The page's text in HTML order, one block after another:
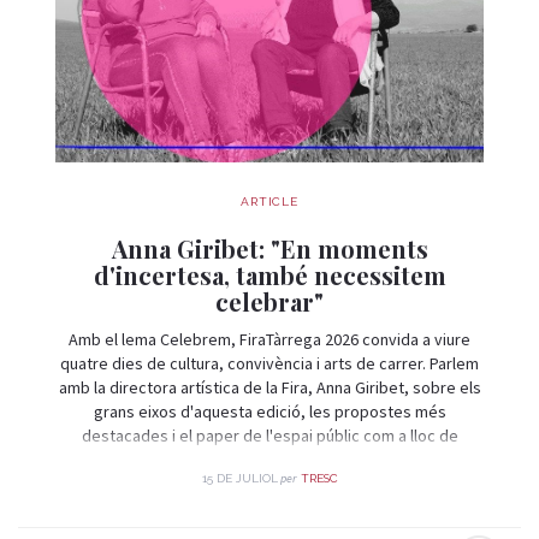
ARTICLE
Anna Giribet: "En moments
d'incertesa, també necessitem
celebrar"
Amb el lema Celebrem, FiraTàrrega 2026 convida a viure
quatre dies de cultura, convivència i arts de carrer. Parlem
amb la directora artística de la Fira, Anna Giribet, sobre els
grans eixos d'aquesta edició, les propostes més
destacades i el paper de l'espai públic com a lloc de
15 DE JULIOLper TRESC